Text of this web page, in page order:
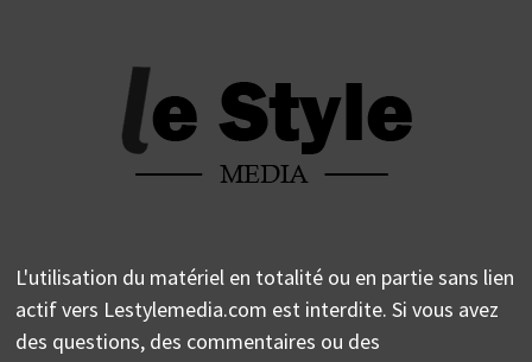
L'utilisation du matériel en totalité ou en partie sans lien
actif vers Lestylemedia.com est interdite. Si vous avez
des questions, des commentaires ou des